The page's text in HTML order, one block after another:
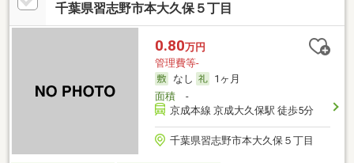
千葉県習志野市本大久保５丁目
0.80万円
管理費等-
なし
1ヶ月
面積-
京成本線 京成大久保駅 徒歩5分
千葉県習志野市本大久保５丁目